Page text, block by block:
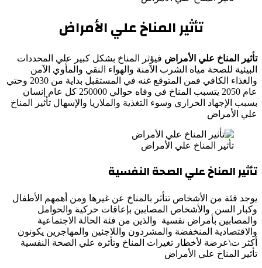
تأثير المناخ علي الأمراض
تأثير المناخ علي الأمراض فيؤثر المناخ بشكل كبير علي المحددات
البيئية للصحة مياه الشرب الآمنة والهواء النقي والمأوي الآمن
والغذاء الكافي فمن المتوقع غنه في المستقبل بداية من 2030 وحتي
عام 2050 يتسبب المناخ في وفاه حوالي 250000 كل عام إنسان
بسبب الإجهاد الحراري وسوء التغذية والملاريا والإسهال تأثير المناخ
علي الأمراض
تأثير المناخ علي الأمراض
تأثير المناخ علي الصحة النفسية
يوجد فئة من الأشخاص تتأثر بالمناخ عن غيرها ومن أهمهم الأطفال
وكبار السن والأشخاص المصابين بإعاقات حركية والحوامل
والمصابين بأمراض نفسية والذين من فئة الحالة الاجتماعية
والاقتصادية المنخفضة والمشردون واللاجئين والمهاجرين يكونون
أكثر ت\عرضة لأخطار تغيرات المناخ وتأثره علي الصحة النفسية
تأثير المناخ علي الأمراض